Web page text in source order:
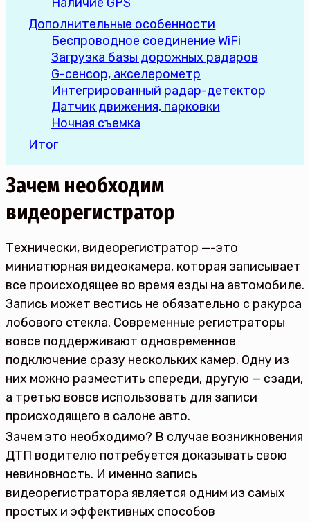
Наличие GPS
Дополнительные особенности
Беспроводное соединение WiFi
Загрузка базы дорожных радаров
G-сенсор, акселерометр
Интегрированный радар-детектор
Датчик движения, парковки
Ночная съемка
Итог
Зачем необходим
видеорегистратор
Технически, видеорегистратор —-это
миниатюрная видеокамера, которая записывает
все происходящее во время езды на автомобиле.
Запись может вестись не обязательно с ракурса
лобового стекла. Современные регистраторы
вовсе поддерживают одновременное
подключение сразу нескольких камер. Одну из
них можно разместить спереди, другую — сзади,
а третью вовсе использовать для записи
происходящего в салоне авто.
Зачем это необходимо? В случае возникновения
ДТП водителю потребуется доказывать свою
невиновность. И именно запись
видеорегистратора является одним из самых
простых и эффективных способов